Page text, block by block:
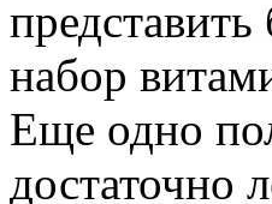
набор
Еще одно
достаточно